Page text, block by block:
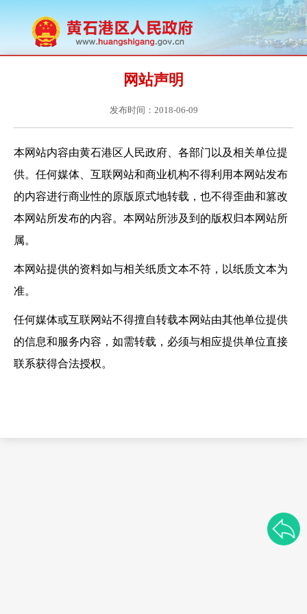
网站声明
发布时间：2018-06-09
本网站内容由黄石港区人民政府、各部门以及相关单位提
供。任何媒体、互联网站和商业机构不得利用本网站发布
的内容进行商业性的原版原式地转载，也不得歪曲和篡改
本网站所发布的内容。本网站所涉及到的版权归本网站所
属。
本网站提供的资料如与相关纸质文本不符，以纸质文本为
准。
任何媒体或互联网站不得擅自转载本网站由其他单位提供
的信息和服务内容，如需转载，必须与相应提供单位直接
联系获得合法授权。